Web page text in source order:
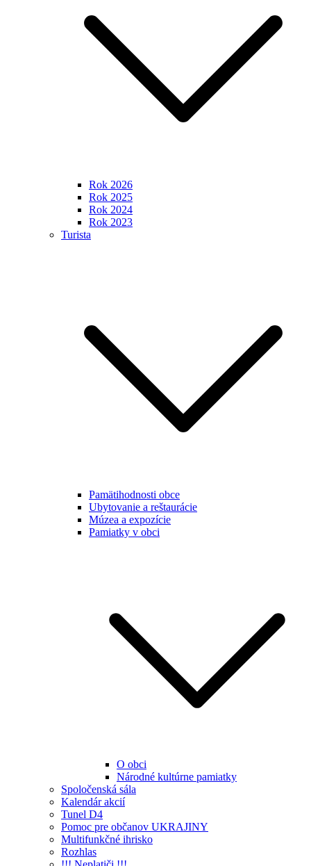
Rok 2026
Rok 2025
Rok 2024
Rok 2023
Turista
Pamätihodnosti obce
Ubytovanie a reštaurácie
Múzea a expozície
Pamiatky v obci
O obci
Národné kultúrne pamiatky
Spoločenská sála
Kalendár akcií
Tunel D4
Pomoc pre občanov UKRAJINY
Multifunkčné ihrisko
Rozhlas